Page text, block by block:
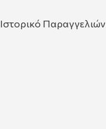
Ιστορικό Παραγγελιών